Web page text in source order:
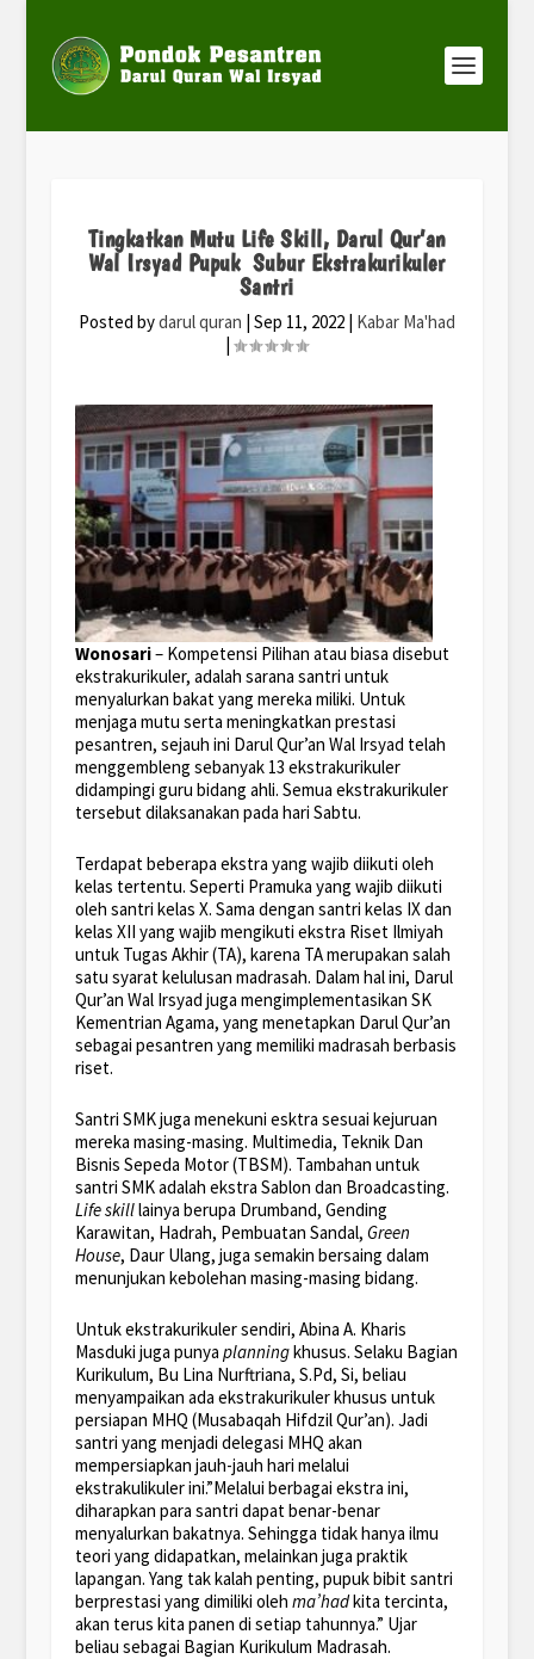
Tingkatkan Mutu Life Skill, Darul Qur’an
Wal Irsyad Pupuk Subur Ekstrakurikuler
Santri
Posted bydarul quran | Sep 11, 2022| Kabar Ma'had
|
Wonosari– Kompetensi Pilihan atau biasa disebut
ekstrakurikuler, adalah sarana santri untuk
menyalurkan bakat yang mereka miliki. Untuk
menjaga mutu serta meningkatkan prestasi
pesantren, sejauh ini Darul Qur’an Wal Irsyad telah
menggembleng sebanyak 13 ekstrakurikuler
didampingi guru bidang ahli. Semua ekstrakurikuler
tersebut dilaksanakan pada hari Sabtu.
Terdapat beberapa ekstra yang wajib diikuti oleh
kelas tertentu. Seperti Pramuka yang wajib diikuti
oleh santri kelas X. Sama dengan santri kelas IX dan
kelas XII yang wajib mengikuti ekstra Riset Ilmiyah
untuk Tugas Akhir (TA), karena TA merupakan salah
satu syarat kelulusan madrasah. Dalam hal ini, Darul
Qur’an Wal Irsyad juga mengimplementasikan SK
Kementrian Agama, yang menetapkan Darul Qur’an
sebagai pesantren yang memiliki madrasah berbasis
riset.
Santri SMK juga menekuni esktra sesuai kejuruan
mereka masing-masing. Multimedia, Teknik Dan
Bisnis Sepeda Motor (TBSM). Tambahan untuk
santri SMK adalah ekstra Sablon dan Broadcasting.
Life skilllainya berupa Drumband, Gending
Karawitan, Hadrah, Pembuatan Sandal, Green
House, Daur Ulang, juga semakin bersaing dalam
menunjukan kebolehan masing-masing bidang.
Untuk ekstrakurikuler sendiri, Abina A. Kharis
Masduki juga punya planningkhusus. Selaku Bagian
Kurikulum, Bu Lina Nurftriana, S.Pd, Si, beliau
menyampaikan ada ekstrakurikuler khusus untuk
persiapan MHQ (Musabaqah Hifdzil Qur’an). Jadi
santri yang menjadi delegasi MHQ akan
mempersiapkan jauh-jauh hari melalui
ekstrakulikuler ini.”Melalui berbagai ekstra ini,
diharapkan para santri dapat benar-benar
menyalurkan bakatnya. Sehingga tidak hanya ilmu
teori yang didapatkan, melainkan juga praktik
lapangan. Yang tak kalah penting, pupuk bibit santri
berprestasi yang dimiliki oleh ma’hadkita tercinta,
akan terus kita panen di setiap tahunnya.” Ujar
beliau sebagai Bagian Kurikulum Madrasah.